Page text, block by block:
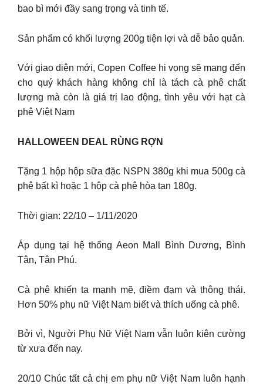
bao bì mới đầy sang trọng và tinh tế.
Sản phẩm có khối lượng 200g tiện lợi và dễ bảo quản.
Với giao diện mới, Copen Coffee hi vọng sẽ mang đến
cho quý khách hàng không chỉ là tách cà phê chất
lượng mà còn là giá trị lao động, tình yêu với hạt cà
phê Việt Nam
HALLOWEEN DEAL RÙNG RỢN
Tặng 1 hộp hộp sữa đặc NSPN 380g khi mua 500g cà
phê bất kì hoặc 1 hộp cà phê hòa tan 180g.
Thời gian: 22/10 – 1/11/2020
Áp dụng tại hệ thống Aeon Mall Bình Dương, Bình
Tân, Tân Phú.
Cà phê khiến ta mạnh mẽ, điềm đạm và thông thái.
Hơn 50% phụ nữ Việt Nam biết và thích uống cà phê.
Bởi vì, Người Phụ Nữ Việt Nam vẫn luôn kiên cường
từ xưa đến nay.
20/10 Chúc tất cả chị em phụ nữ Việt Nam luôn hạnh